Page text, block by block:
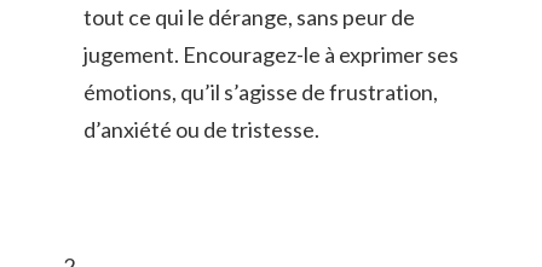
tout ce qui le dérange, sans peur de
jugement. Encouragez-le⁢ à exprimer ses
émotions, qu’il s’agisse⁣ de frustration,
d’anxiété ou de tristesse.